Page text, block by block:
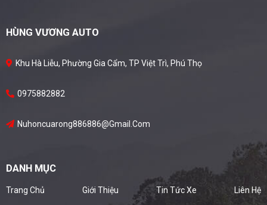
HÙNG VƯƠNG AUTO
Khu Hà Liễu, Phường Gia Cẩm, TP Việt Trì, Phú Thọ
0975882882
Nuhoncuarong886886@gmail.com
DANH MỤC
Trang Chủ Giới Thiệu Tin Tức Xe Liên Hệ